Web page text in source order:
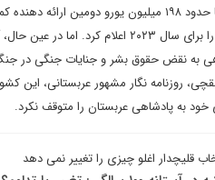
در سال ۲۰۲۲، آلمان با حدود ۱۹۸ میلیون
۱۲۰ میلیون یورو دیگر را برای سال
به نقض حقوق بشر و جنایات جنگی در
روزنامه نگار مشهور عربستانی، این
به پادشاهی عربستان را متوقف نکرد.